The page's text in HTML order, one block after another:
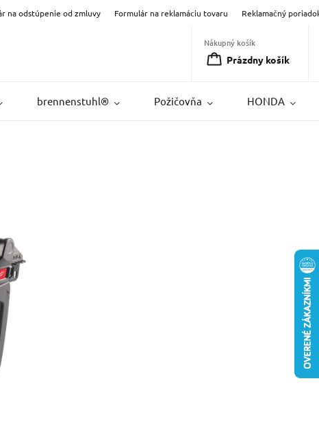
na odstúpenie od zmluvy Formulár na reklamáciu tovaru Reklamačný
Nákupný košík
Prázdny košík
brennenstuhl® Požičovňa HONDA